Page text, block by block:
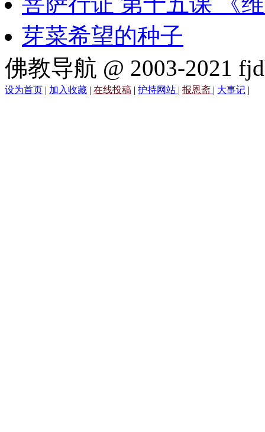
芽菜希望的种子
佛教导航 @ 2003-2021
设为首页 | 加入收藏 | 在线投稿 | 护持网站 | 报恩斋 | 大事记 |